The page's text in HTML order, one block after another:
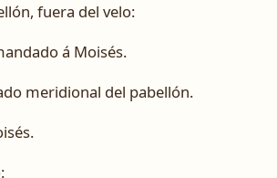
fuera del velo:
á Moisés.
meridional del pabellón.